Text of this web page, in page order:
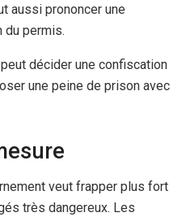
aussi prononcer une
du permis.
décider une confiscation
une peine de prison avec
veut frapper plus fort
très dangereux. Les